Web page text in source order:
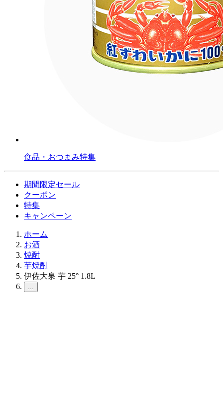
食品・おつまみ特集
期間限定セール
クーポン
特集
キャンペーン
ホーム
お酒
焼酎
芋焼酎
伊佐大泉 芋 25° 1.8L
...